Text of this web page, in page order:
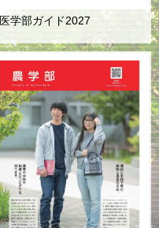
医学部ガイド2027